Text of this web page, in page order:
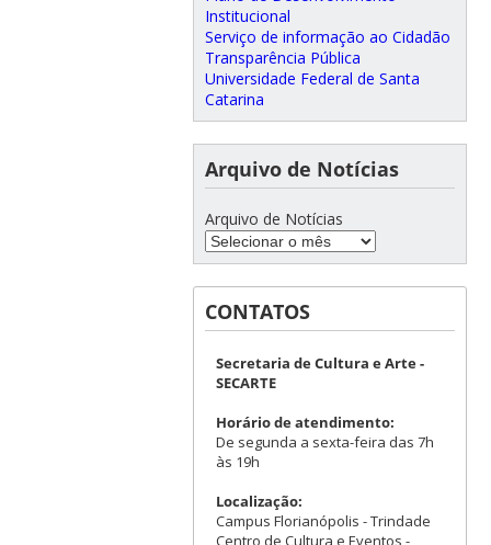
Institucional
Serviço de informação ao Cidadão
Transparência Pública
Universidade Federal de Santa
Catarina
Arquivo de Notícias
Arquivo de Notícias
CONTATOS
Secretaria de Cultura e Arte -
SECARTE
Horário de atendimento:
De segunda a sexta-feira das 7h
às 19h
Localização:
Campus Florianópolis - Trindade